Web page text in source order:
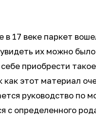
17 веке паркет
их можно
приобрести
этот материал
руководство по
определенного